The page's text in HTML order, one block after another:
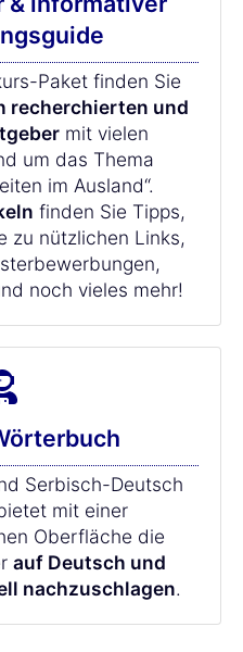
Paket finden Sie
recherchierten und
mit vielen
um das Thema
im Ausland“.
finden Sie Tipps,
zu nützlichen Links,
noch vieles mehr!
Serbisch-Deutsch
mit einer
Oberfläche die
auf Deutsch und
nachzuschlagen.